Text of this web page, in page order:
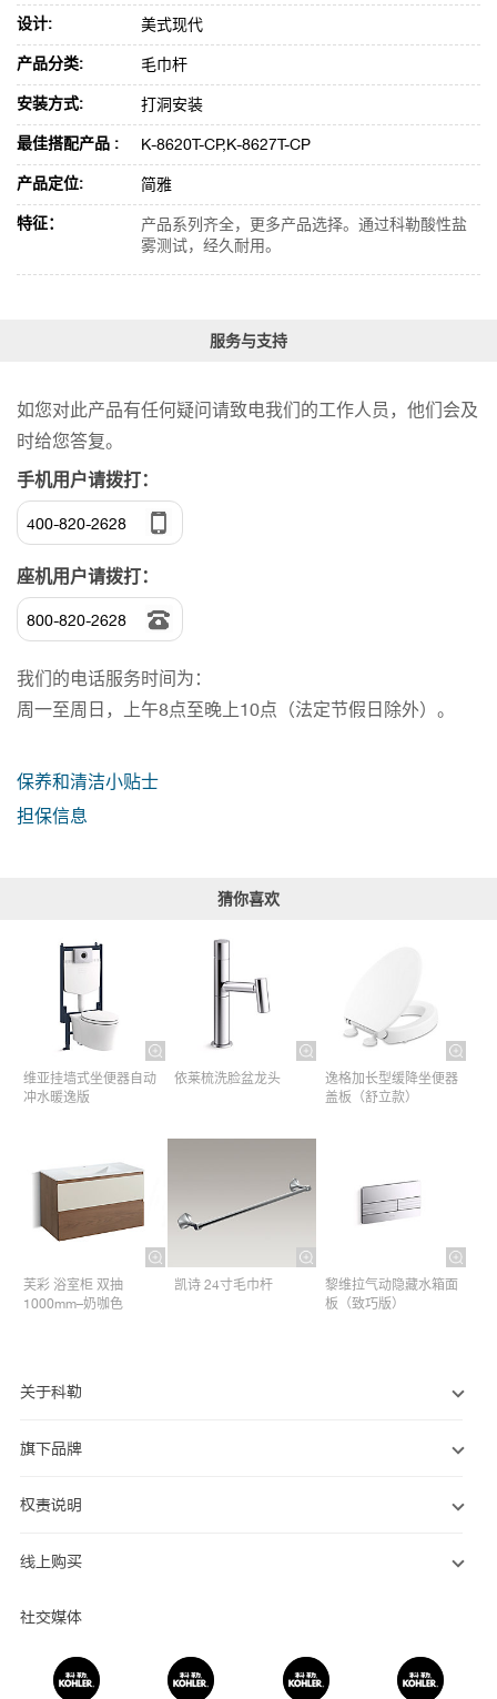
设计: 美式现代
产品分类: 毛巾杆
安装方式: 打洞安装
最佳搭配产品 : K-8620T-CP,K-8627T-CP
产品定位: 简雅
特征：
产品系列齐全，更多产品选择。通过科勒酸性盐
雾测试，经久耐用。
服务与支持
如您对此产品有任何疑问请致电我们的工作人员，他们会及
时给您答复。
手机用户请拨打：
400-820-2628
座机用户请拨打：
800-820-2628
我们的电话服务时间为：
周一至周日，上午8点至晚上10点（法定节假日除外）。
保养和清洁小贴士
担保信息
猜你喜欢
维亚挂墙式坐便器自动
冲水暖逸版
依莱梳洗脸盆龙头
逸格加长型缓降坐便器
盖板（舒立款）
芙彩 浴室柜 双抽
1000mm–奶咖色
凯诗 24寸毛巾杆​
黎维拉气动隐藏水箱面
板（致巧版）
关于科勒
旗下品牌
权责说明
线上购买
社交媒体